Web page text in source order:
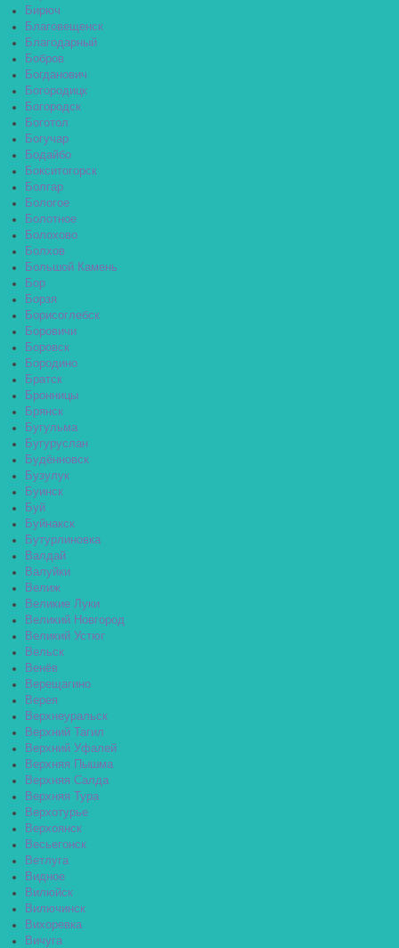
Бирюч
Благовещенск
Благодарный
Бобров
Богданович
Богородицк
Богородск
Боготол
Богучар
Бодайбо
Бокситогорск
Болгар
Бологое
Болотное
Болохово
Болхов
Большой Камень
Бор
Борзя
Борисоглебск
Боровичи
Боровск
Бородино
Братск
Бронницы
Брянск
Бугульма
Бугуруслан
Будённовск
Бузулук
Буинск
Буй
Буйнакск
Бутурлиновка
Валдай
Валуйки
Велиж
Великие Луки
Великий Новгород
Великий Устюг
Вельск
Венёв
Верещагино
Верея
Верхнеуральск
Верхний Тагил
Верхний Уфалей
Верхняя Пышма
Верхняя Салда
Верхняя Тура
Верхотурье
Верхоянск
Весьегонск
Ветлуга
Видное
Вилюйск
Вилючинск
Вихоревка
Вичуга